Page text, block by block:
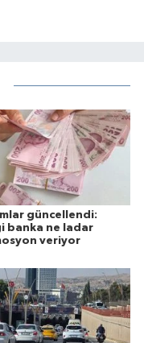
güncellendi:
banka ne ladar
veriyor